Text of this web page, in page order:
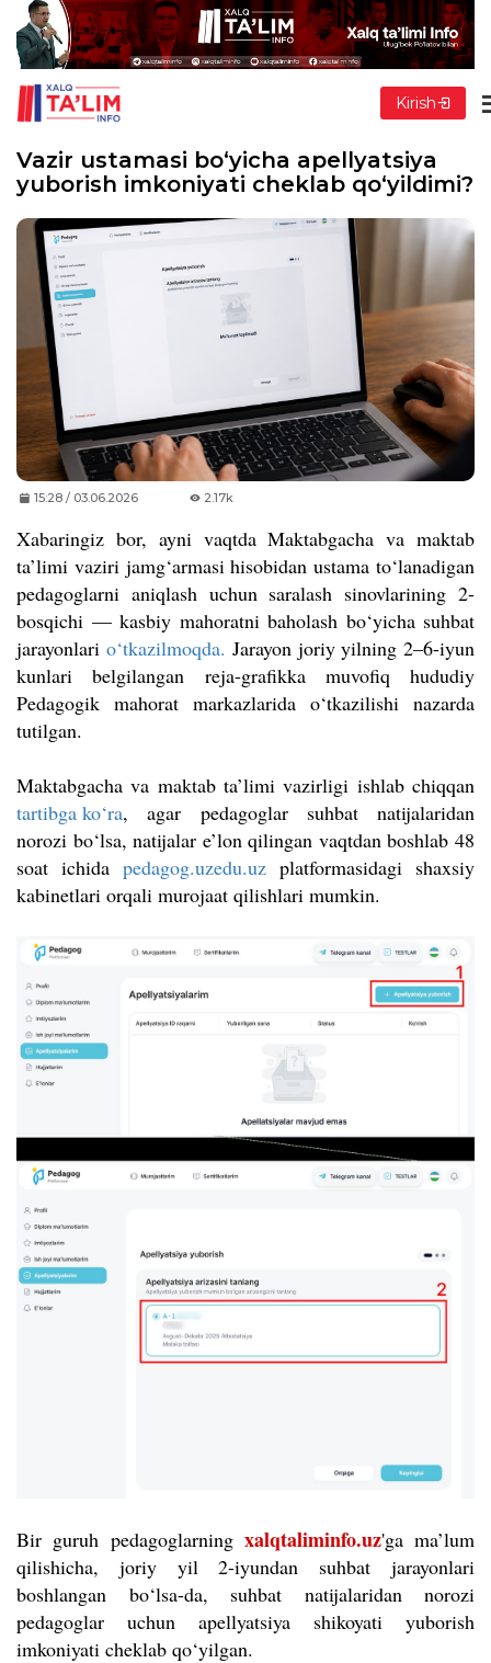
Kirish
Vazir ustamasi bo‘yicha apellyatsiya
yuborish imkoniyati cheklab qo‘yildimi?
15:28 / 03.06.2026 2.17k
Xabaringiz bor, ayni vaqtda Maktabgacha va maktab
ta’limi vaziri jamg‘armasi hisobidan ustama to‘lanadigan
pedagoglarni aniqlash uchun saralash sinovlarining 2-
bosqichi — kasbiy mahoratni baholash bo‘yicha suhbat
jarayonlari o‘tkazilmoqda. Jarayon joriy yilning 2–6-iyun
kunlari belgilangan reja-grafikka muvofiq hududiy
Pedagogik mahorat markazlarida o‘tkazilishi nazarda
tutilgan.
Maktabgacha va maktab ta’limi vazirligi ishlab chiqqan
tartibga ko‘ra, agar pedagoglar suhbat natijalaridan
norozi bo‘lsa, natijalar e’lon qilingan vaqtdan boshlab 48
soat ichida pedagog.uzedu.uz platformasidagi shaxsiy
kabinetlari orqali murojaat qilishlari mumkin.
Bir guruh pedagoglarning xalqtaliminfo.uz'ga ma’lum
qilishicha, joriy yil 2-iyundan suhbat jarayonlari
boshlangan bo‘lsa-da, suhbat natijalaridan norozi
pedagoglar uchun apellyatsiya shikoyati yuborish
imkoniyati cheklab qo‘yilgan.